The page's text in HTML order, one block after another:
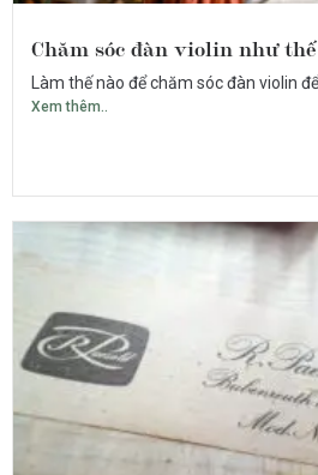
Chăm sóc đàn violin như thế
Làm thế nào để chăm sóc đàn violin để
Xem thêm..